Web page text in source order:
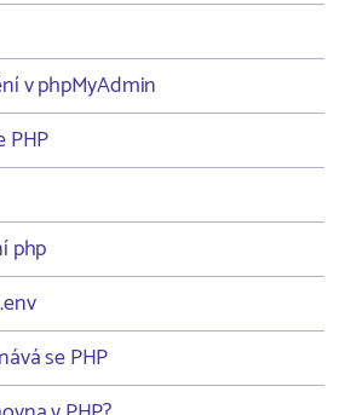
v phpMyAdmin
PHP
php
se PHP